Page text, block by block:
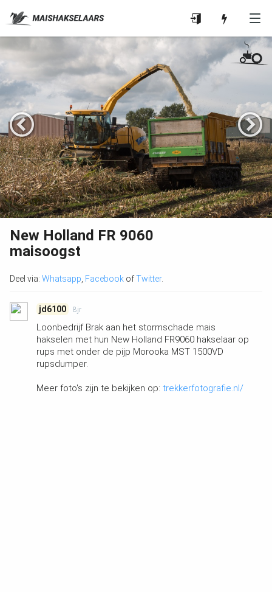
New Holland FR 9060
maisoogst
Deel via: Whatsapp, Facebook ofTwitter.
jd6100 8jr
Loonbedrijf Brak aan het stormschade mais
hakselen met hun New Holland FR9060 hakselaar op
rups met onder de pijp Morooka MST 1500VD
rupsdumper.
Meer foto's zijn te bekijken op: trekkerfotografie.nl/